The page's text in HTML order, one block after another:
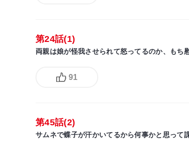
第24話(1)
両親は娘が怪我させられて怒ってるのか、も
91
第45話(2)
サムネで蝶子が汗かいてるから何事かと思って